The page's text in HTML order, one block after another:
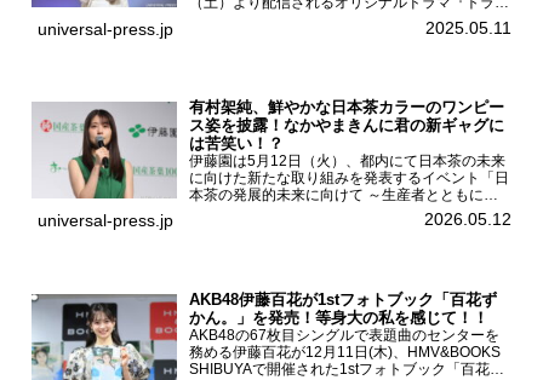
クガール2』の完成発表イベントが５月10日
（土）都内で開催された。FODドラマ『トラック
universal-press.jp 2025.05.11
有村架純、鮮やかな日本茶カラーのワンピー
ス姿を披露！なかやまきんに君の新ギャグに
は苦笑い！？
伊藤園は5月12日（火）、都内にて日本茶の未来
に向けた新たな取り組みを発表するイベント「日
本茶の発展的未来に向けて ～生産者とともに。
日本茶を世界へ～」を開催。イベントには伊藤園
のCMキャラクターを務める有村架純、伊藤園よ
universal-press.jp 2026.05.12
AKB48伊藤百花が1stフォトブック「百花ず
かん。」を発売！等身大の私を感じて！！
AKB48の67枚目シングルで表題曲のセンターを
務める伊藤百花が12月11日(木)、HMV&BOOKS
SHIBUYAで開催された1stフォトブック「百花ず